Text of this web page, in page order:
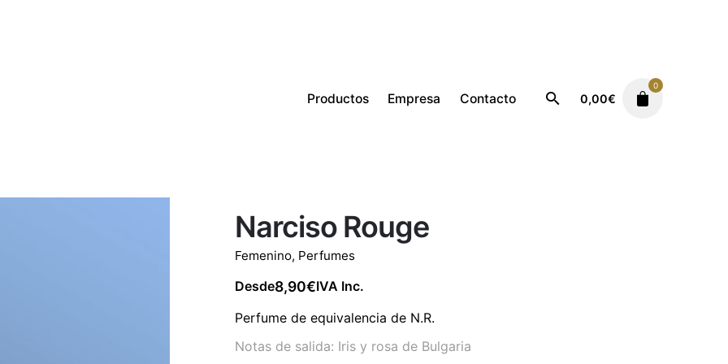
Productos Empresa Contacto 0,00€
0
Narciso Rouge
Femenino, Perfumes
Desde8,90€IVA Inc.
Perfume de equivalencia de N.R.
Notas de salida: Iris y rosa de Bulgaria